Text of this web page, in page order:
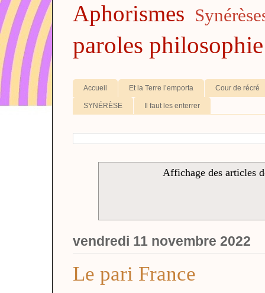
Aphorismes
paroles philosophie
Accueil Et la Terre l’emporta Cour de récré
SYNÉRÈSE Il faut les enterrer
Affichage des articles
vendredi 11 novembre 2022
Le pari France